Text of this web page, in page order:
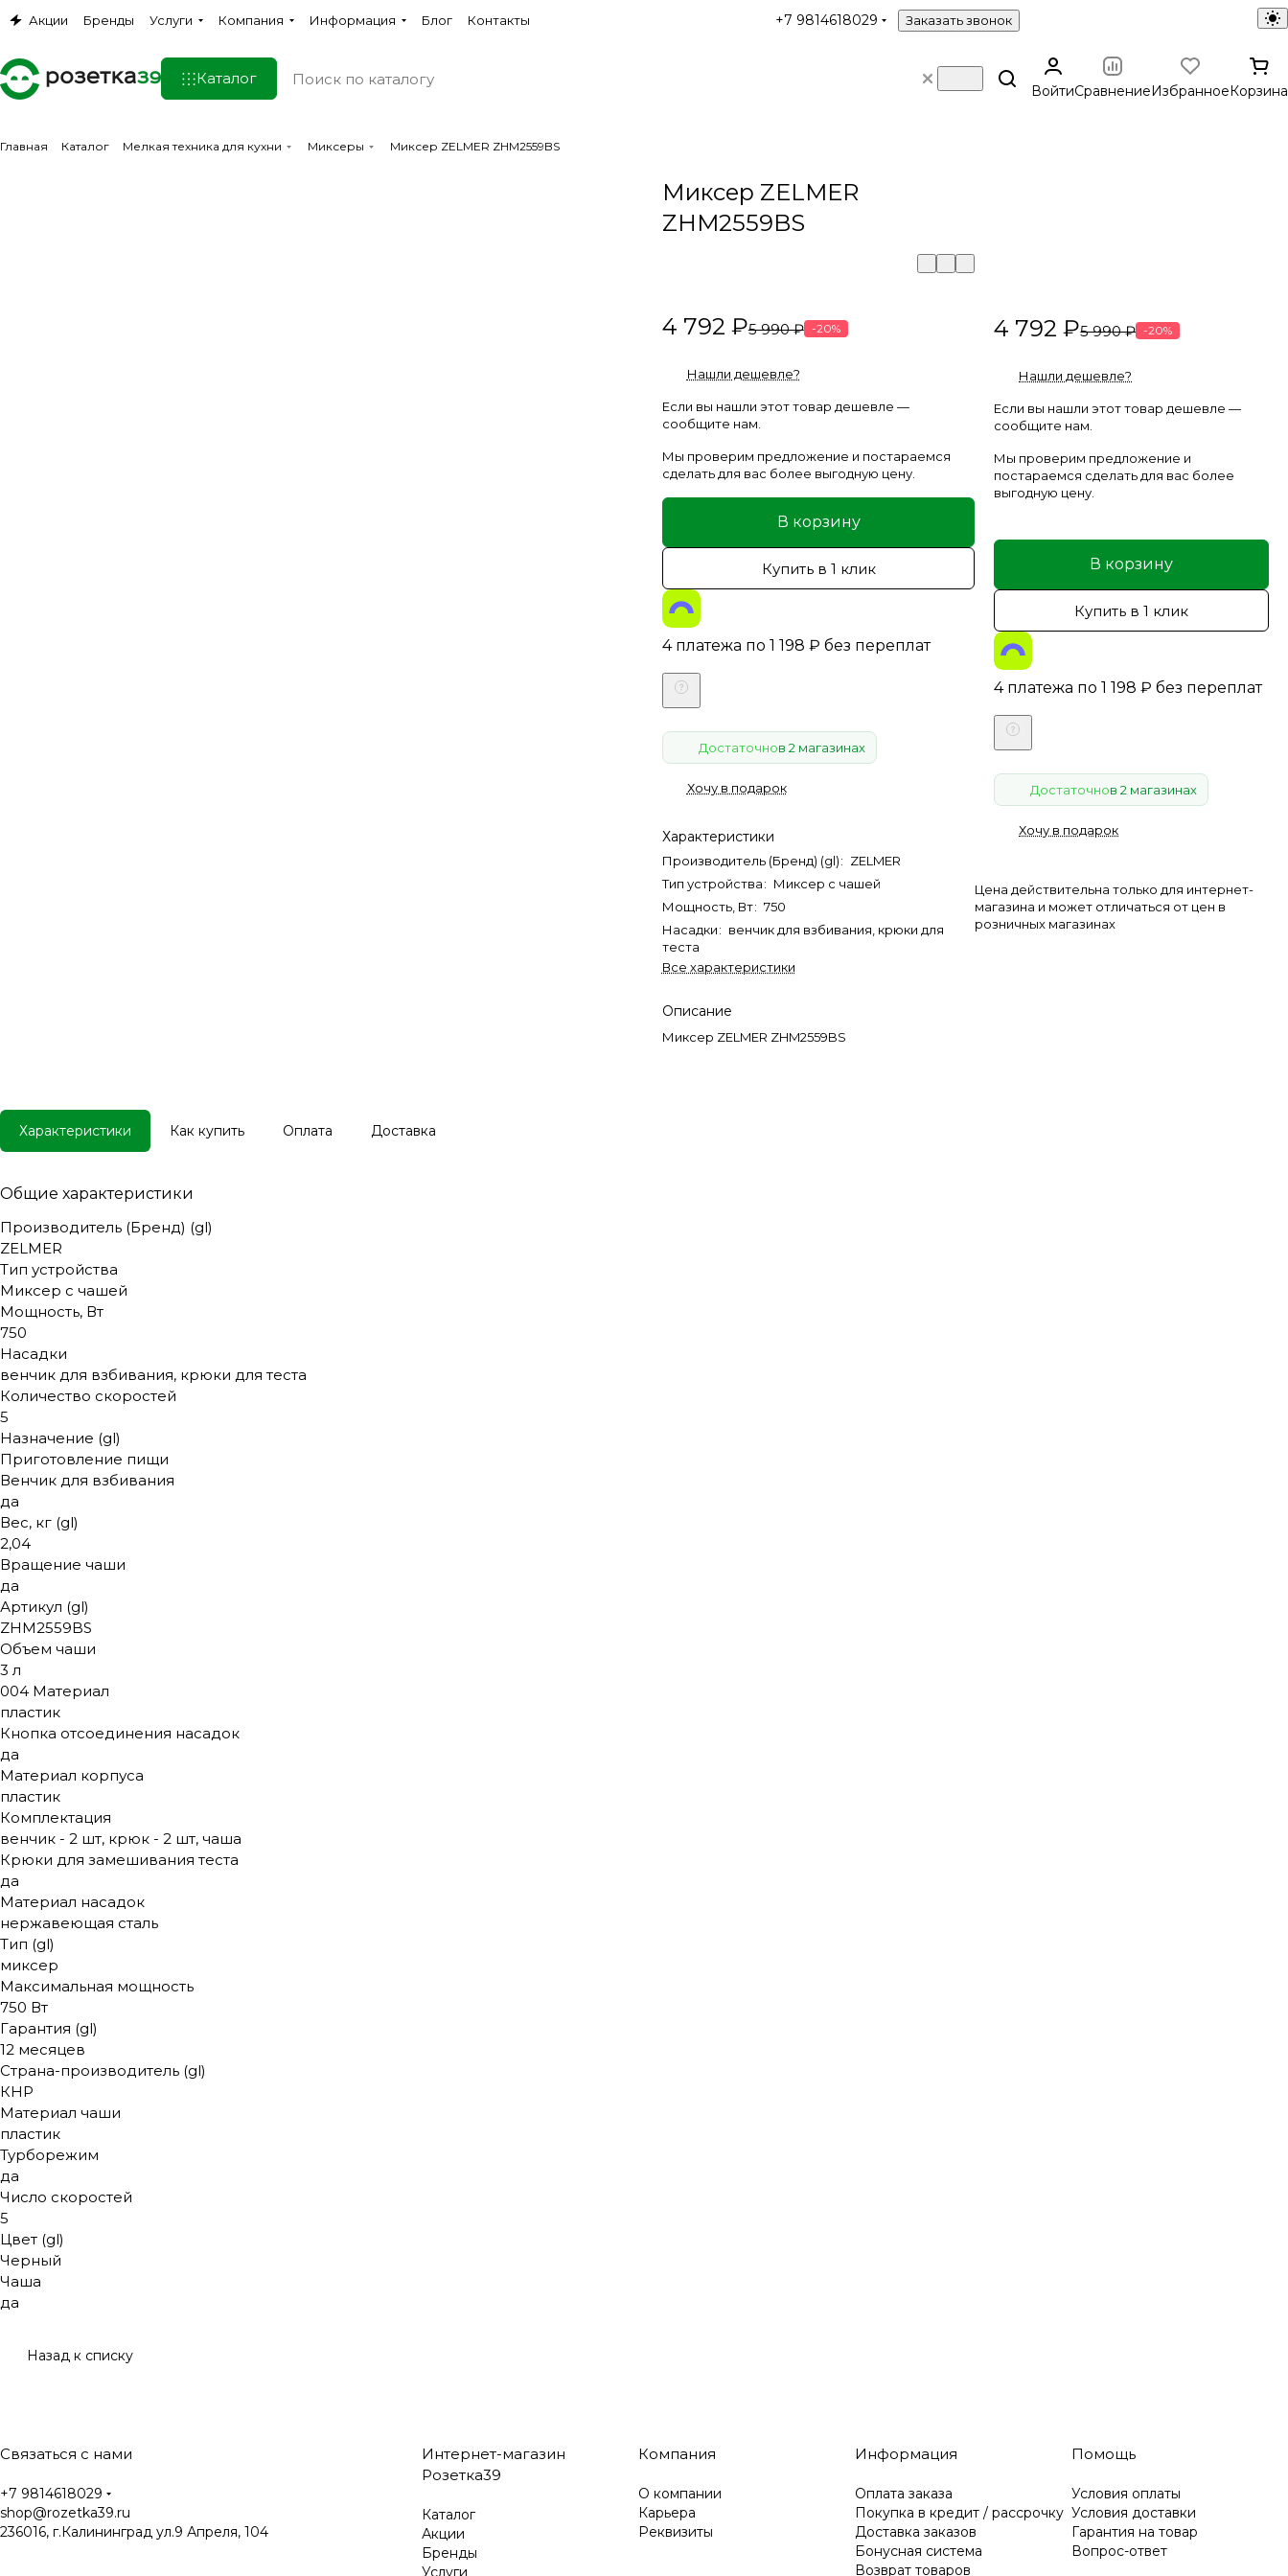
Акции Бренды Услуги Компания Информация Блог Контакты +7 9814618029 Заказать звонок
Каталог
ВойтиСравнениеИзбранноеКорзина
Главная Каталог Мелкая техника для кухни Миксеры Миксер ZELMER ZHM2559BS
Миксер ZELMER
ZHM2559BS
4 792 ₽5 990 ₽ -20%
Нашли дешевле?
Если вы нашли этот товар дешевле —
сообщите нам.
Мы проверим предложение и постараемся
сделать для вас более выгодную цену.
В корзину
Купить в 1 клик
4 платежа по 1 198 ₽ без переплат
Достаточнов 2 магазинах
Хочу в подарок
Характеристики
Производитель (Бренд) (gl): ZELMER
Тип устройства: Миксер с чашей
Мощность, Вт: 750
Насадки: венчик для взбивания, крюки для
теста
Все характеристики
Описание
Миксер ZELMER ZHM2559BS
4 792 ₽5 990 ₽ -20%
Нашли дешевле?
Если вы нашли этот товар дешевле —
сообщите нам.
Мы проверим предложение и
постараемся сделать для вас более
выгодную цену.
В корзину
Купить в 1 клик
4 платежа по1 198₽без переплат
Достаточнов 2 магазинах
Хочу в подарок
Цена действительна только для интернет-
магазина и может отличаться от цен в
розничных магазинах
Характеристики Как купить Оплата Доставка
Общие характеристики
Производитель (Бренд) (gl)
ZELMER
Тип устройства
Миксер с чашей
Мощность, Вт
750
Насадки
венчик для взбивания, крюки для теста
Количество скоростей
5
Назначение (gl)
Приготовление пищи
Венчик для взбивания
да
Вес, кг (gl)
2,04
Вращение чаши
да
Артикул (gl)
ZHM2559BS
Объем чаши
3 л
004 Материал
пластик
Кнопка отсоединения насадок
да
Материал корпуса
пластик
Комплектация
венчик - 2 шт, крюк - 2 шт, чаша
Крюки для замешивания теста
да
Материал насадок
нержавеющая сталь
Тип (gl)
миксер
Максимальная мощность
750 Вт
Гарантия (gl)
12 месяцев
Страна-производитель (gl)
КНР
Материал чаши
пластик
Турборежим
да
Число скоростей
5
Цвет (gl)
Черный
Чаша
да
Назад к списку
Связаться с нами
+7 9814618029
shop@rozetka39.ru
236016, г.Калининград ул.9 Апреля, 104
Интернет-магазин
Розетка39
Каталог
Акции
Бренды
Услуги
Компания
О компании
Карьера
Реквизиты
Информация
Оплата заказа
Покупка в кредит / рассрочку
Доставка заказов
Бонусная система
Возврат товаров
Помощь
Условия оплаты
Условия доставки
Гарантия на товар
Вопрос-ответ